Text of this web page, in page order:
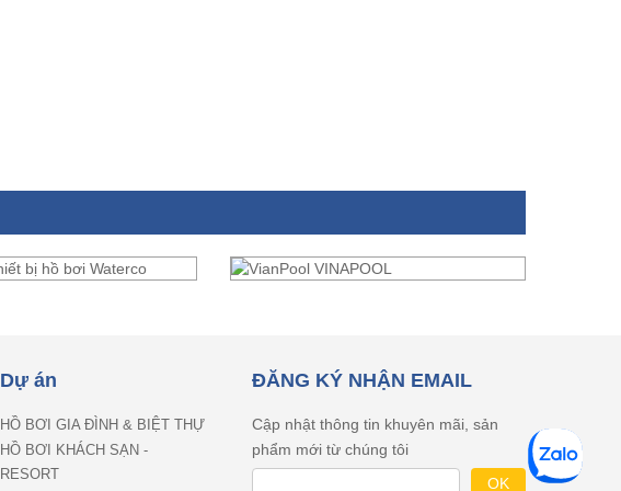
Dự án
HỒ BƠI GIA ĐÌNH & BIỆT THỰ
HỒ BƠI KHÁCH SẠN -
RESORT
ĐĂNG KÝ NHẬN EMAIL
Cập nhật thông tin khuyên mãi, sản
phẩm mới từ chúng tôi